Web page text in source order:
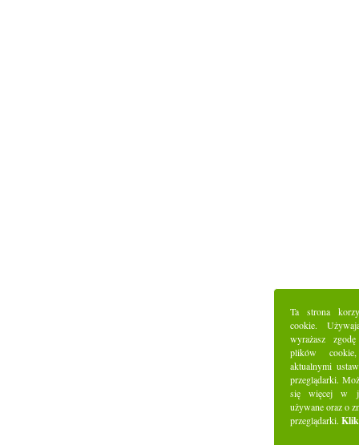
Ta strona
cookie.
wyrażasz
plików
aktualnymi
przeglądarki.
się więcej w
używane oraz o
przeglądarki.